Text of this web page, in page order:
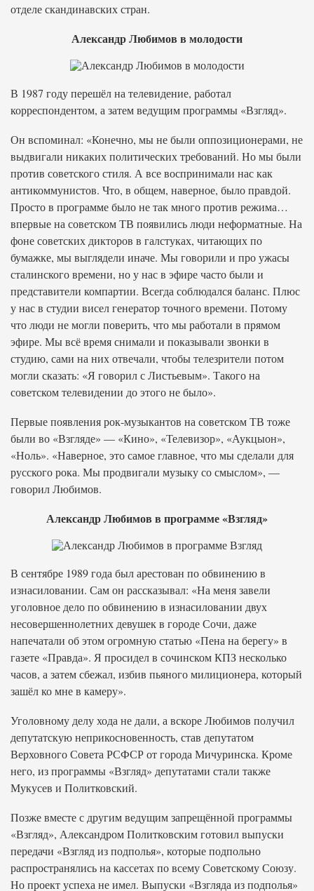
отделе скандинавских стран.
Александр Любимов в молодости
В 1987 году перешёл на телевидение, работал
корреспондентом, а затем ведущим программы «Взгляд».
Он вспоминал: «Конечно, мы не были оппозиционерами, не
выдвигали никаких политических требований. Но мы были
против советского стиля. А все воспринимали нас как
антикоммунистов. Что, в общем, наверное, было правдой.
Просто в программе было не так много против режима…
впервые на советском ТВ появились люди неформатные. На
фоне советских дикторов в галстуках, читающих по
бумажке, мы выглядели иначе. Мы говорили и про ужасы
сталинского времени, но у нас в эфире часто были и
представители компартии. Всегда соблюдался баланс. Плюс
у нас в студии висел генератор точного времени. Потому
что люди не могли поверить, что мы работали в прямом
эфире. Мы всё время снимали и показывали звонки в
студию, сами на них отвечали, чтобы телезрители потом
могли сказать: «Я говорил с Листьевым». Такого на
советском телевидении до этого не было».
Первые появления рок-музыкантов на советском ТВ тоже
были во «Взгляде» — «Кино», «Телевизор», «Аукцыон»,
«Ноль». «Наверное, это самое главное, что мы сделали для
русского рока. Мы продвигали музыку со смыслом», —
говорил Любимов.
Александр Любимов в программе «Взгляд»
В сентябре 1989 года был арестован по обвинению в
изнасиловании. Сам он рассказывал: «На меня завели
уголовное дело по обвинению в изнасиловании двух
несовершеннолетних девушек в городе Сочи, даже
напечатали об этом огромную статью «Пена на берегу» в
газете «Правда». Я просидел в сочинском КПЗ несколько
часов, а затем сбежал, избив пьяного милиционера, который
зашёл ко мне в камеру».
Уголовному делу хода не дали, а вскоре Любимов получил
депутатскую неприкосновенность, став депутатом
Верховного Совета РСФСР от города Мичуринска. Кроме
него, из программы «Взгляд» депутатами стали также
Мукусев и Политковский.
Позже вместе с другим ведущим запрещённой программы
«Взгляд», Александром Политковским готовил выпуски
передачи «Взгляд из подполья», которые подпольно
распространялись на кассетах по всему Советскому Союзу.
Но проект успеха не имел. Выпуски «Взгляда из подполья»